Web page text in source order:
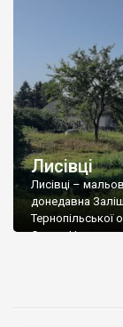
Лисівці
Лисівці –
донедавна
Тернопільської
Серет.